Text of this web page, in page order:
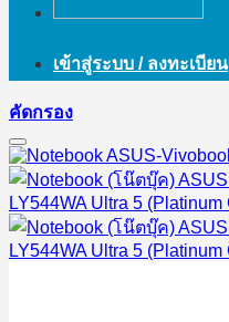
เข้าสู่ระบบ / ลงทะเบียน
คัดกรอง